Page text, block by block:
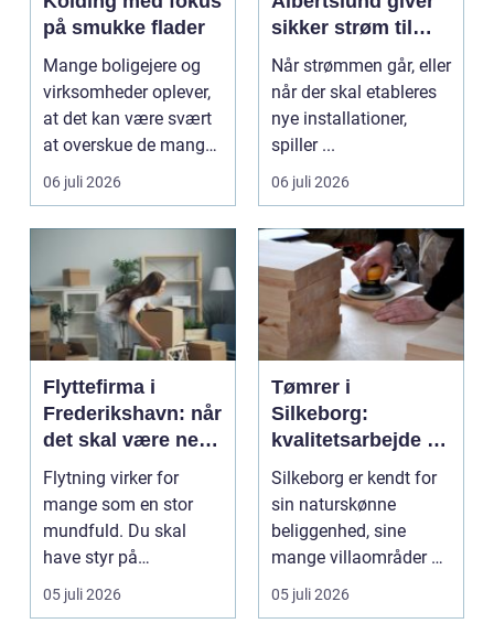
på smukke flader
Mange boligejere og
virksomheder oplever,
at det kan være svært
at overskue de mange
gul...
06 juli 2026
sikker strøm til
danske boliger
Når strømmen går, eller
når der skal etableres
nye installationer,
spiller ...
06 juli 2026
Flyttefirma i
Frederikshavn: når
det skal være nemt
at komme videre
Flytning virker for
mange som en stor
mundfuld. Du skal
have styr på
nedpakning, tunge
l&oslas...
05 juli 2026
Tømrer i
Silkeborg:
kvalitetsarbejde til
overkommelige
priser
Silkeborg er kendt for
sin naturskønne
beliggenhed, sine
mange villaområder og
en bland...
05 juli 2026